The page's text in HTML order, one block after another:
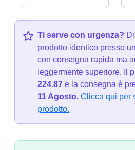
Ti serve con urgenza?
prodotto identico presso
con consegna rapida ma
leggermente superiore. Il
224.87 e la consegna è
11 Agosto. Clicca qui per
prodotto.